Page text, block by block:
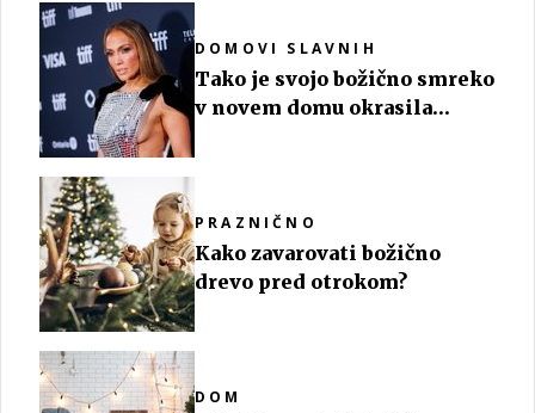
DOMOVI SLAVNIH
Tako je svojo božično smreko
v novem domu okrasila
PRAZNIČNO
Kako zavarovati božično
drevo pred otrokom?
DOM